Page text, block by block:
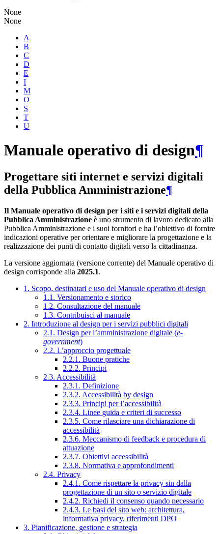
None
None
A
B
C
D
E
I
M
O
S
T
U
Manuale operativo di design¶
Progettare siti internet e servizi digitali
della Pubblica Amministrazione¶
Il Manuale operativo di design per i siti e i servizi digitali della
Pubblica Amministrazione è uno strumento di lavoro dedicato alla
Pubblica Amministrazione e i suoi fornitori e ha l’obiettivo di fornire
indicazioni operative per orientare e migliorare la progettazione e la
realizzazione dei punti di contatto digitali verso la cittadinanza.
La versione aggiornata (versione corrente) del Manuale operativo di
design corrisponde alla 2025.1.
1. Scopo, destinatari e uso del Manuale operativo di design
1.1. Versionamento e storico
1.2. Consultazione del manuale
1.3. Contribuisci al manuale
2. Introduzione al design per i servizi pubblici digitali
2.1. Design per l’amministrazione digitale (e-
government)
2.2. L’approccio progettuale
2.2.1. Buone pratiche
2.2.2. Principi
2.3. Accessibilità
2.3.1. Definizione
2.3.2. Accessibilità by design
2.3.3. Principi per l’accessibilità
2.3.4. Linee guida e criteri di successo
2.3.5. Come rilasciare una dichiarazione di
accessibilità
2.3.6. Meccanismo di feedback e procedura di
attuazione
2.3.7. Obiettivi accessibilità
2.3.8. Normativa e approfondimenti
2.4. Privacy
2.4.1. Come rispettare la privacy sin dalla
progettazione di un sito o servizio digitale
2.4.2. Richiedi il consenso quando necessario
2.4.3. Le basi del sito web: architettura,
informativa privacy, riferimenti DPO
3. Pianificazione, gestione e strategia